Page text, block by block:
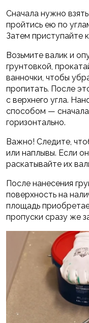
Сначала нужно
пройтись ею по
Затем приступайте
Возьмите валик и
грунтовкой,
ванночки, чтобы
пропитать. После
с верхнего угла.
способом —
горизонтально.
Важно! Следите,
или наплывы. Если
раскатывайте их
После нанесения
поверхность на
площадь
пропуски сразу же